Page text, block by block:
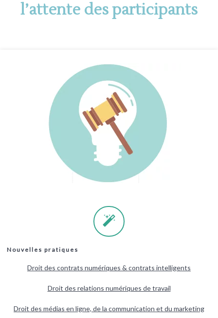
l’attente des participants
Nouvelles pratiques
Droit des contrats numériques & contrats intelligents
Droit des relations numériques de travail
Droit des médias en ligne, de la communication et du marketing